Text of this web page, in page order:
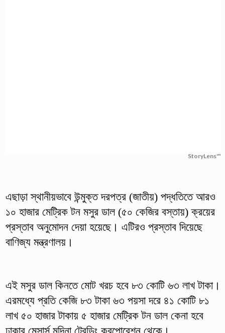
StoryLens™
এছাড়া স্থানীয়ভাবে উন্মুক্ত দরপত্র (জাতীয়) পদ্ধতিতে আরও
১০ হাজার মেট্রিক টন মসুর ডাল (৫০ কেজির বস্তায়) ক্রয়ের
প্রস্তাব অনুমোদন দেয়া হয়েছে। এটিরও প্রস্তাব দিয়েছে
বাণিজ্য মন্ত্রণালয়।
এই মসুর ডাল কিনতে মোট খরচ হবে ৮৩ কোটি ৬৩ লাখ টাকা।
এরমধ্যে প্রতি কেজি ৮৩ টাকা ৬৩ পয়সা দরে ৪১ কোটি ৮১
লাখ ৫০ হাজার টাকায় ৫ হাজার মেট্রিক টন ডাল কেনা হবে